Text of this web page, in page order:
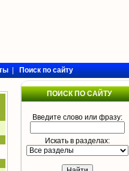
|Поиск по сайту
ПОИСК ПО САЙТУ
Введите слово или фразу:
Искать в разделах: